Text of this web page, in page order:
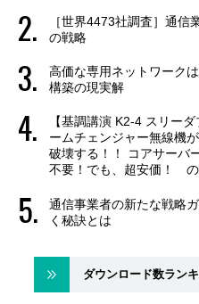
［世界4473社調査］通
の戦略
高価な専用ネットワーク
構築の現実解
【基調講演 K2-4 スリー
ームチェンジャー無線機
破壊する！！ コアサーバ
不要！でも、超安価！
通信事業者の新たな戦略
く秘訣とは
ダウンロード数ラン